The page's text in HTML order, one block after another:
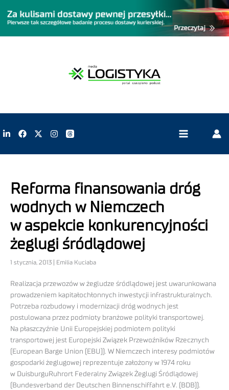
Reforma finansowania dróg
wodnych w Niemczech
w aspekcie konkurencyjności
żeglugi śródlądowej
1 stycznia, 2013 | Emilia Kuciaba
Realizacja przewozów w żegludze śródlądowej jest uwarunkowana
prowadzeniem kapitałochłonnych inwestycji infrastrukturalnych.
Potrzeba rozbudowy i modernizacji dróg wodnych jest
postulowana przez podmioty branżowe polityki transportowej.
Na płaszczyźnie Unii Europejskiej podmiotem polityki
transportowej jest Europejski Związek Przewoźników Rzecznych
(European Barge Union (EBU)). W Niemczech interesy podmiotów
gospodarki żeglugowej reprezentuje założony w 1974 roku
w DuisburguRuhrort Federalny Związek Żeglugi Śródlądowej
(Bundesverband der Deutschen Binnenschiffahrt e.V. (BDB)).